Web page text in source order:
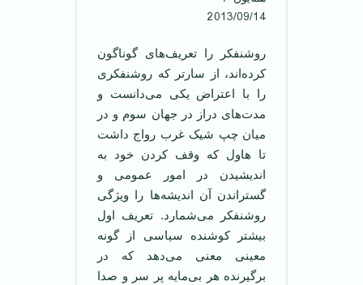
2013/09/14
‌روشنفکر را تعریف‌های گوناگون
کرده‌اند، از سارتر که روشنفکری
را با اعتراض یکی می‌دانست و
مدت‌های دراز در جهان سوم و در
میان چپ شیک غرب رواج داشت
تا هاول که وقف کردن خود به
اندیشیدن در امور عمومی و
گستراندن آن اندیشه‌ها را ویژگی
روشنفکر می‌شمارد. تعریف اول
بیشتر کوشنده سیاسی از گونه
معینی معنی می‌دهد که در
بر‌گیرنده هر بی‌مایه پر سر و صدا